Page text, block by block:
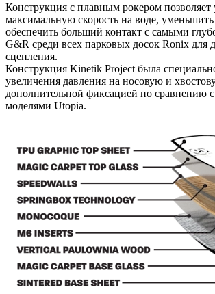
Конструкция с плавным рокером позволяет
максимальную скорость на воде,
обеспечить больший контакт с самыми
G&R среди всех парковых досок Ronix для
сцепления.
Конструкция Kinetik Project была
увеличения давления на носовую и
дополнительной фиксацией по сравнению
моделями Utopia.